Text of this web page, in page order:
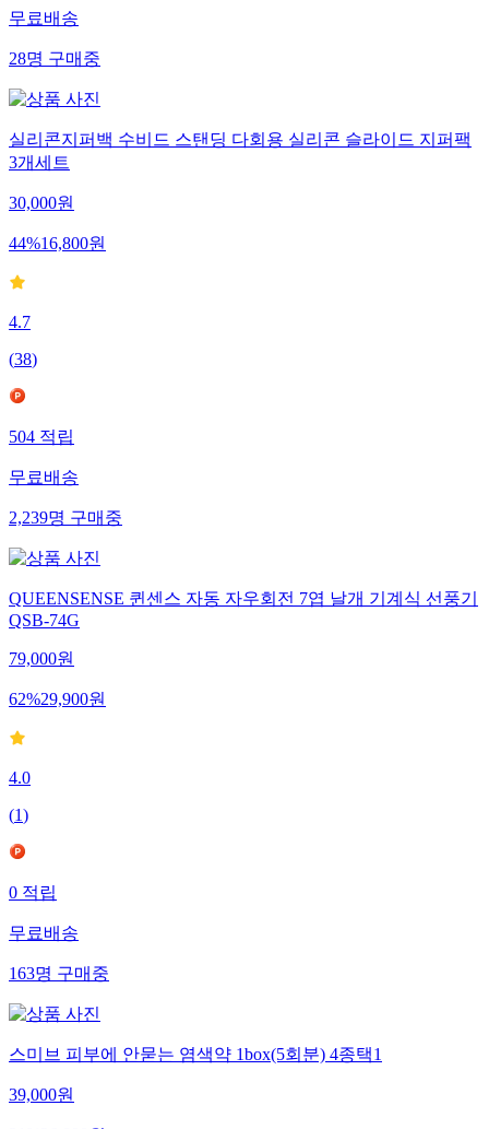
무료배송
28명구매중
실리콘지퍼백 수비드 스탠딩 다회용 실리콘 슬라이드 지퍼팩
3개세트
30,000원
44%16,800원
4.7
(38)
504적립
무료배송
2,239명구매중
QUEENSENSE 퀸센스 자동 자우회전 7엽 날개 기계식 선풍기
QSB-74G
79,000원
62%29,900원
4.0
(1)
0적립
무료배송
163명구매중
스미브 피부에 안묻는 염색약 1box(5회분) 4종택1
39,000원